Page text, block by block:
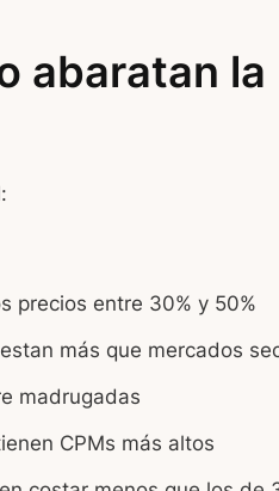
abaratan la
precios entre 30% y 50%
más que mercados
madrugadas
CPMs más altos